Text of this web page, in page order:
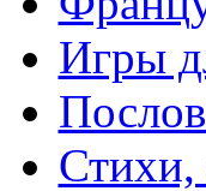
Игры
Стихи,